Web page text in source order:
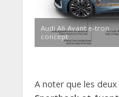
Audi A6 Avant e-tron
concept
A noter que les deux